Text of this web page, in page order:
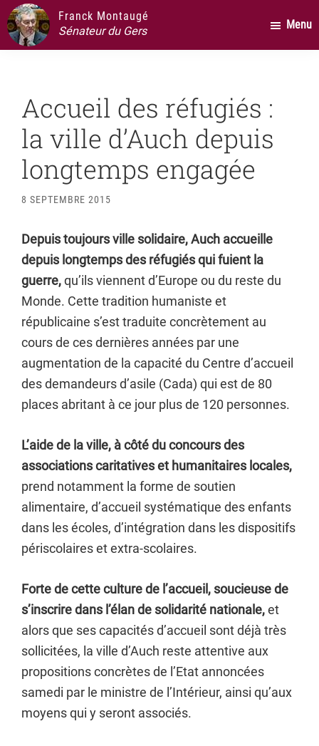
Passer
au
contenu
Passer
la
principale
Passer
au
pied
Franck Montaugé
Sénateur du Gers
Menu
Accueil des réfugiés :
la ville d’Auch depuis
longtemps engagée
8 SEPTEMBRE 2015
Depuis toujours ville solidaire, Auch accueille
depuis longtemps des réfugiés qui fuient la
guerre,qu’ils viennent d’Europe ou du reste du
Monde. Cette tradition humaniste et
républicaine s’est traduite concrètement au
cours de ces dernières années par une
augmentation de la capacité du Centre d’accueil
des demandeurs d’asile (Cada) qui est de 80
places abritant à ce jour plus de 120 personnes.
L’aide de la ville, à côté du concours des
associations caritatives et humanitaires locales,
prend notamment la forme de soutien
alimentaire, d’accueil systématique des enfants
dans les écoles, d’intégration dans les dispositifs
périscolaires et extra-scolaires.
Forte de cette culture de l’accueil, soucieuse de
s’inscrire dans l’élan de solidarité nationale,et
alors que ses capacités d’accueil sont déjà très
sollicitées, la ville d’Auch reste attentive aux
propositions concrètes de l’Etat annoncées
samedi par le ministre de l’Intérieur, ainsi qu’aux
moyens qui y seront associés.